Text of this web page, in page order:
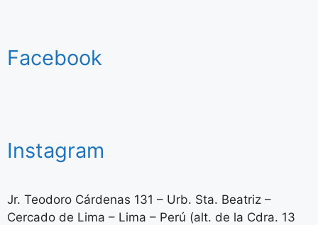
Facebook
Instagram
Jr. Teodoro Cárdenas 131 – Urb. Sta. Beatriz –
Cercado de Lima – Lima – Perú (alt. de la Cdra. 13